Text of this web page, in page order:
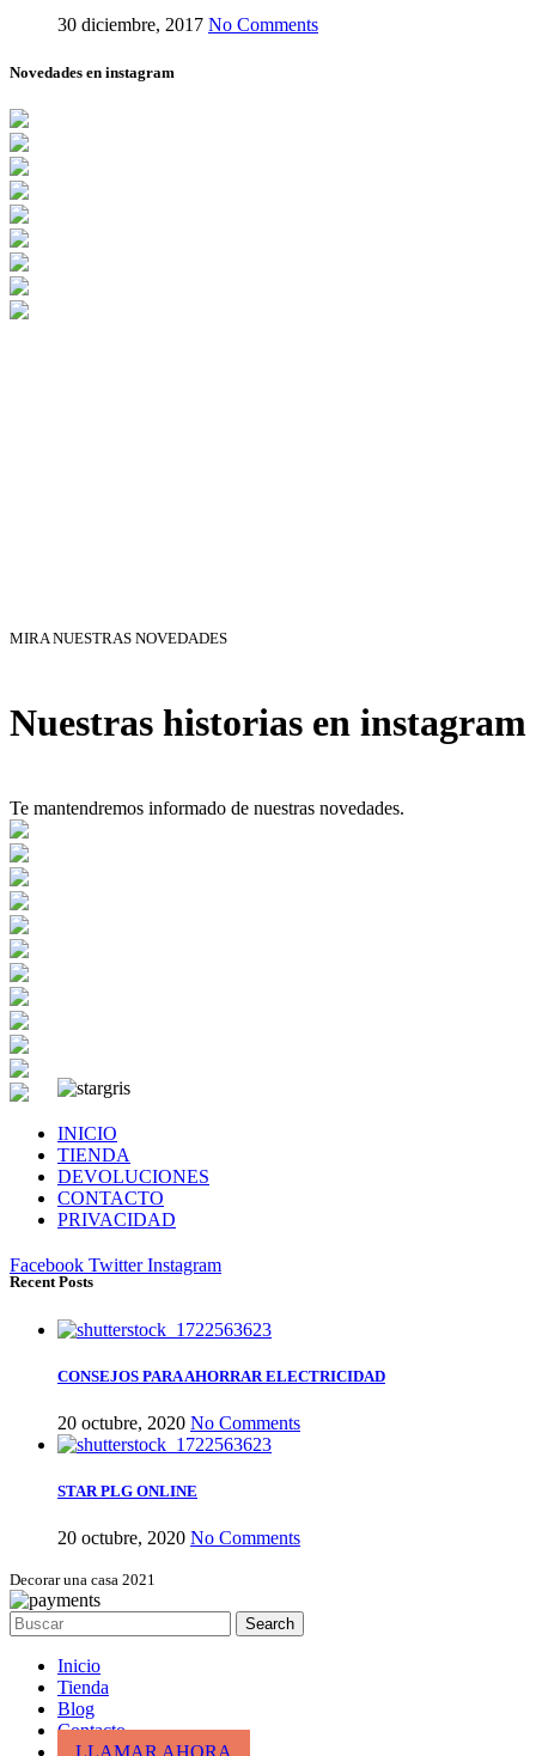
30 diciembre, 2017 No Comments
Novedades en instagram
MIRA NUESTRAS NOVEDADES
Nuestras historias en instagram
Te mantendremos informado de nuestras novedades.
INICIO
TIENDA
DEVOLUCIONES
CONTACTO
PRIVACIDAD
Facebook Twitter Instagram
Recent Posts
CONSEJOS PARA AHORRAR ELECTRICIDAD
20 octubre, 2020 No Comments
STAR PLG ONLINE
20 octubre, 2020 No Comments
Decorar una casa 2021
Search
Inicio
Tienda
Blog
Contacto